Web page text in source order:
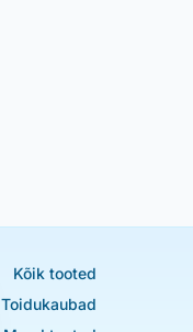
Kõik tooted
Toidukaubad